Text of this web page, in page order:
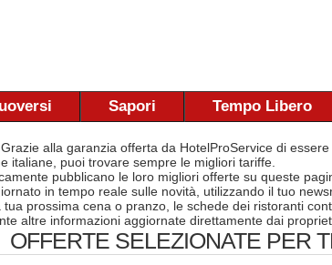
Sapori Tempo Libero
Grazie alla garanzia offerta da HotelProService di
italiane, puoi trovare sempre le migliori tariffe.
pubblicano le loro migliori offerte su queste
in tempo reale sulle novità, utilizzando il tuo
prossima cena o pranzo, le schede dei ristoranti
altre informazioni aggiornate direttamente dai
OFFERTE SELEZIONATE PER